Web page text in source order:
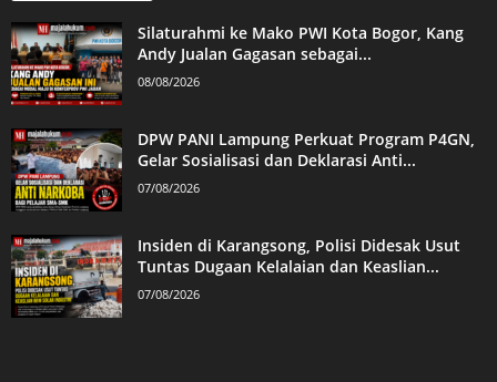
Silaturahmi ke Mako PWI Kota Bogor, Kang
Andy Jualan Gagasan sebagai...
08/08/2026
DPW PANI Lampung Perkuat Program P4GN,
Gelar Sosialisasi dan Deklarasi Anti...
07/08/2026
Insiden di Karangsong, Polisi Didesak Usut
Tuntas Dugaan Kelalaian dan Keaslian...
07/08/2026